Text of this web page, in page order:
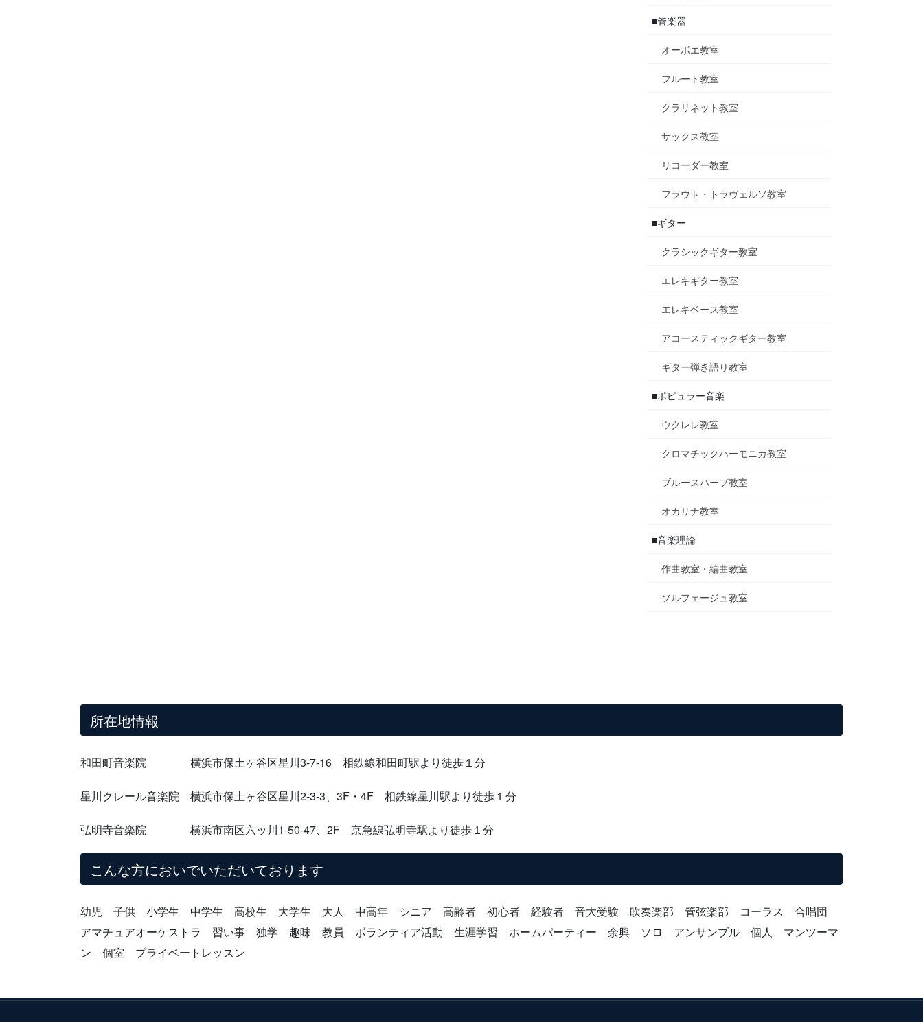
■管楽器
オーボエ教室
フルート教室
クラリネット教室
サックス教室
リコーダー教室
フラウト・トラヴェルソ教室
■ギター
クラシックギター教室
エレキギター教室
エレキベース教室
アコースティックギター教室
ギター弾き語り教室
■ポピュラー音楽
ウクレレ教室
クロマチックハーモニカ教室
ブルースハープ教室
オカリナ教室
■音楽理論
作曲教室・編曲教室
ソルフェージュ教室
所在地情報
和田町音楽院 横浜市保土ヶ谷区星川3-7-16 相鉄線和田町駅より徒歩１分
星川クレール音楽院 横浜市保土ヶ谷区星川2-3-3、3F・4F 相鉄線星川駅より徒歩１分
弘明寺音楽院 横浜市南区六ッ川1-50-47、2F 京急線弘明寺駅より徒歩１分
こんな方においでいただいております
幼児 子供 小学生 中学生 高校生 大学生 大人 中高年 シニア 高齢者 初心者 経験者 音大受験 吹奏楽部 管弦楽部 コーラス 合唱団
アマチュアオーケストラ 習い事 独学 趣味 教員 ボランティア活動 生涯学習 ホームパーティー 余興 ソロ アンサンブル 個人 マンツーマ
ン 個室 プライベートレッスン